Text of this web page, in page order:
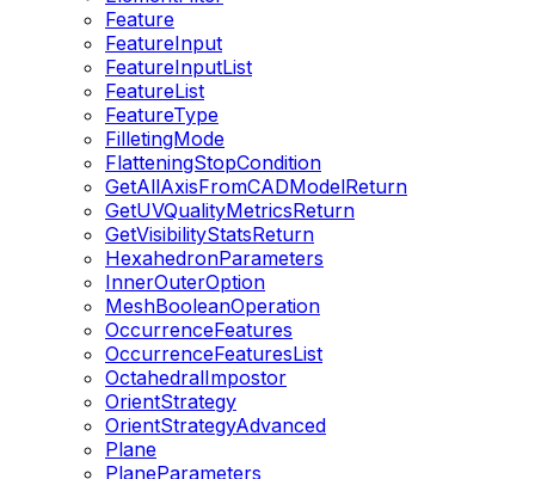
Feature
FeatureInput
FeatureInputList
FeatureList
FeatureType
FilletingMode
FlatteningStopCondition
GetAllAxisFromCADModelReturn
GetUVQualityMetricsReturn
GetVisibilityStatsReturn
HexahedronParameters
InnerOuterOption
MeshBooleanOperation
OccurrenceFeatures
OccurrenceFeaturesList
OctahedralImpostor
OrientStrategy
OrientStrategyAdvanced
Plane
PlaneParameters